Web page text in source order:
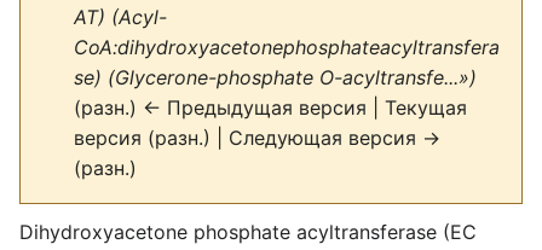
AT) (Acyl-
CoA:dihydroxyacetonephosphateacyltransfera
se) (Glycerone-phosphate O-acyltransfe...»)
(разн.) ← Предыдущая версия | Текущая
версия (разн.) | Следующая версия →
(разн.)
Dihydroxyacetone phosphate acyltransferase (EC